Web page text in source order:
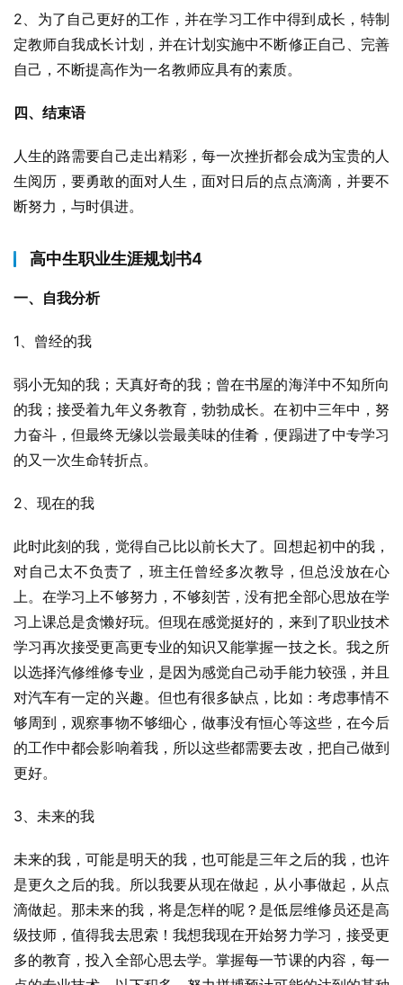
2、为了自己更好的工作，并在学习工作中得到成长，特制
定教师自我成长计划，并在计划实施中不断修正自己、完善
自己，不断提高作为一名教师应具有的素质。
四、结束语
人生的路需要自己走出精彩，每一次挫折都会成为宝贵的人
生阅历，要勇敢的面对人生，面对日后的点点滴滴，并要不
断努力，与时俱进。
高中生职业生涯规划书4
一、自我分析
1、曾经的我
弱小无知的我；天真好奇的我；曾在书屋的海洋中不知所向
的我；接受着九年义务教育，勃勃成长。在初中三年中，努
力奋斗，但最终无缘以尝最美味的佳肴，便蹋进了中专学习
的又一次生命转折点。
2、现在的我
此时此刻的我，觉得自己比以前长大了。回想起初中的我，
对自己太不负责了，班主任曾经多次教导，但总没放在心
上。在学习上不够努力，不够刻苦，没有把全部心思放在学
习上课总是贪懒好玩。但现在感觉挺好的，来到了职业技术
学习再次接受更高更专业的知识又能掌握一技之长。我之所
以选择汽修维修专业，是因为感觉自己动手能力较强，并且
对汽车有一定的兴趣。但也有很多缺点，比如：考虑事情不
够周到，观察事物不够细心，做事没有恒心等这些，在今后
的工作中都会影响着我，所以这些都需要去改，把自己做到
更好。
3、未来的我
未来的我，可能是明天的我，也可能是三年之后的我，也许
是更久之后的我。所以我要从现在做起，从小事做起，从点
滴做起。那未来的我，将是怎样的呢？是低层维修员还是高
级技师，值得我去思索！我想我现在开始努力学习，接受更
多的教育，投入全部心思去学。掌握每一节课的内容，每一